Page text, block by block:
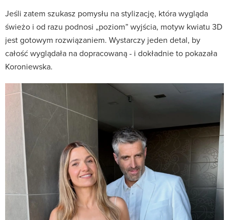
Jeśli zatem szukasz pomysłu na stylizację, która wygląda
świeżo i od razu podnosi „poziom” wyjścia, motyw kwiatu 3D
jest gotowym rozwiązaniem. Wystarczy jeden detal, by
całość wyglądała na dopracowaną - i dokładnie to pokazała
Koroniewska.